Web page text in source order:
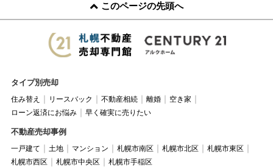
このページの先頭へ
タイプ別売却
住み替え リースバック 不動産相続 離婚
空き家
ローン返済にお悩み
早く確実に売りたい
不動産売却事例
一戸建て 土地 マンション 札幌市南区 札幌市北区
札幌市東区
札幌市西区
札幌市中央区 札幌市手稲区